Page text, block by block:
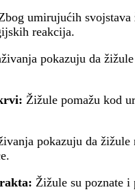
umirujućih svojstava
reakcija.
pokazuju da
Žižule pomažu kod
pokazuju da
Žižule su poznate i